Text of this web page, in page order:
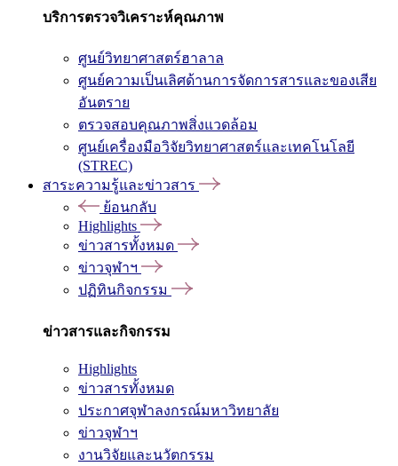
บริการตรวจวิเคราะห์คุณภาพ
ศูนย์วิทยาศาสตร์ฮาลาล
ศูนย์ความเป็นเลิศด้านการจัดการสารและของเสีย
อันตราย
ตรวจสอบคุณภาพสิ่งแวดล้อม
ศูนย์เครื่องมือวิจัยวิทยาศาสตร์และเทคโนโลยี
(STREC)
สาระความรู้และข่าวสาร
ย้อนกลับ
Highlights
ข่าวสารทั้งหมด
ข่าวจุฬาฯ
ปฏิทินกิจกรรม
ข่าวสารและกิจกรรม
Highlights
ข่าวสารทั้งหมด
ประกาศจุฬาลงกรณ์มหาวิทยาลัย
ข่าวจุฬาฯ
งานวิจัยและนวัตกรรม